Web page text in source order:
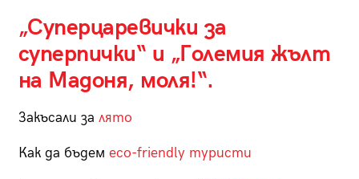
„Суперцаревички за
суперпички“ и „Големия жълт
на Мадоня, моля!“.
Закъсали за лято
Как да бъдем eco-friendly туристи